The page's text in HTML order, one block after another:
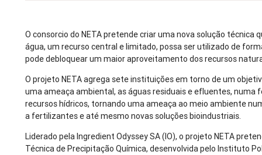
O consorcio do NETA pretende criar uma nova solução técnica
água, um recurso central e limitado, possa ser utilizado de
pode debloquear um maior aproveitamento dos recursos
O projeto NETA agrega sete instituições em torno de um
uma ameaça ambiental, as águas residuais e efluentes, numa
recursos hídricos, tornando uma ameaça ao meio ambiente
a fertilizantes e até mesmo novas soluções bioindustriais.
Liderado pela Ingredient Odyssey SA (IO), o projeto NETA
Técnica de Precipitação Química, desenvolvida pelo Instituto